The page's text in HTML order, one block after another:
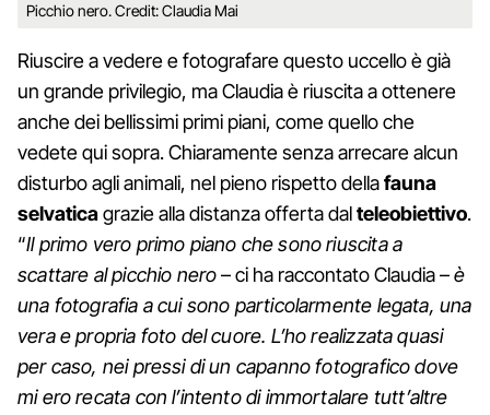
Picchio nero. Credit: Claudia Mai
Riuscire a vedere e fotografare questo uccello è già
un grande privilegio, ma Claudia è riuscita a ottenere
anche dei bellissimi primi piani, come quello che
vedete qui sopra. Chiaramente senza arrecare alcun
disturbo agli animali, nel pieno rispetto dellafauna
selvaticagrazie alla distanza offerta dalteleobiettivo.
“Il primo vero primo piano che sono riuscita a
scattare al picchio nero– ci ha raccontato Claudia –è
una fotografia a cui sono particolarmente legata, una
vera e propria foto del cuore. L’ho realizzata quasi
per caso, nei pressi di un capanno fotografico dove
mi ero recata con l’intento di immortalare tutt’altre